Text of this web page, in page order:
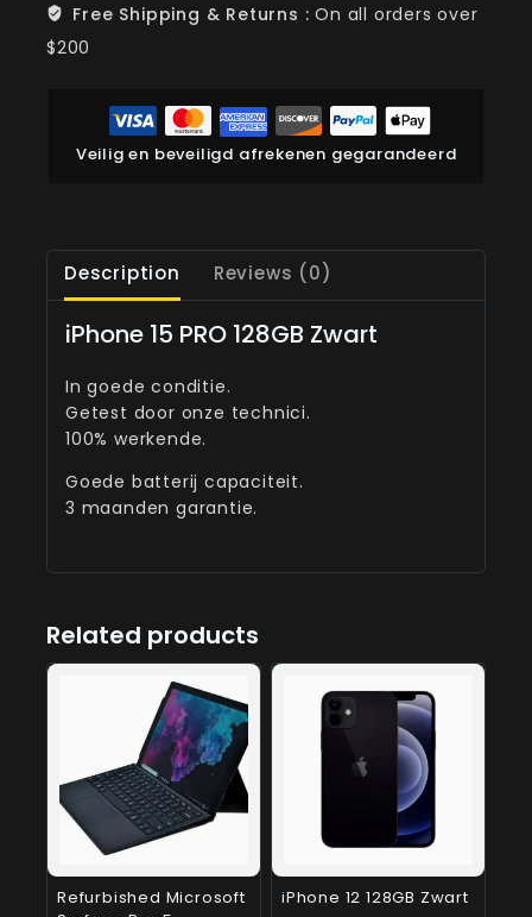
Free Shipping & Returns :On all orders over
$200
Veilig en beveiligd afrekenen gegarandeerd
Description Reviews (0)
iPhone 15 PRO 128GB Zwart
In goede conditie.
Getest door onze technici.
100% werkende.
Goede batterij capaciteit.
3 maanden garantie.
Related products
Refurbished Microsoft
iPhone 12 128GB Zwart